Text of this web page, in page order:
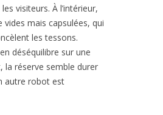
visiteurs. À l’intérieur,
mais capsulées, qui
les tessons.
déséquilibre sur une
la réserve semble durer
autre robot est